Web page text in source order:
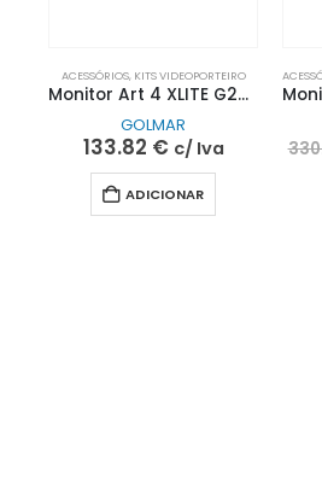
ACESSÓRIOS, KITS VIDEOPORTEIRO
Monitor Art 4 XLITE G2+ | GOLMAR
GOLMAR
133.82 € c/ Iva
ADICIONAR